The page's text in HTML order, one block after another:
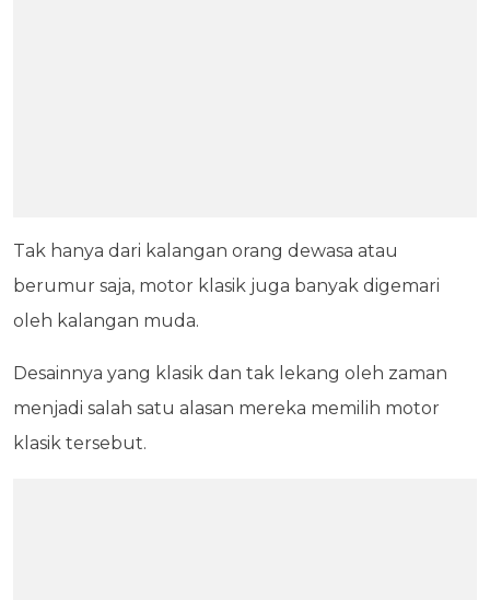
Tak hanya dari kalangan orang dewasa atau
berumur saja, motor klasik juga banyak digemari
oleh kalangan muda.
Desainnya yang klasik dan tak lekang oleh zaman
menjadi salah satu alasan mereka memilih motor
klasik tersebut.